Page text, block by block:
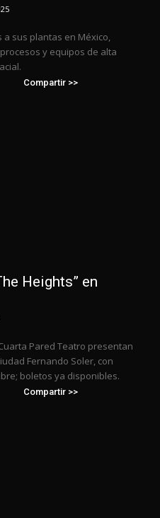
a sus plantas en México,
y equipos de alta
Compartir >>
Heights” en
Pared Teatro presentan
Fernando Soler, con
boletos ya disponibles.
Compartir >>